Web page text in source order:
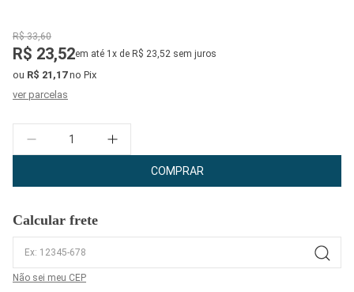
R$ 33,60
R$ 23,52em até 1x de R$ 23,52 sem juros
ou R$ 21,17no Pix
ver parcelas
Quantidade
COMPRAR
Calcular frete
Não sei meu CEP